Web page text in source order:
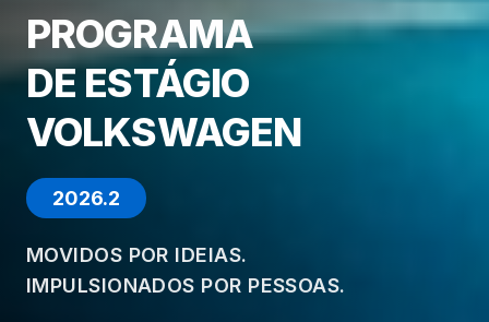
PROGRAMA
DE ESTÁGIO
VOLKSWAGEN
2026.2
MOVIDOS POR IDEIAS.
IMPULSIONADOS POR PESSOAS.